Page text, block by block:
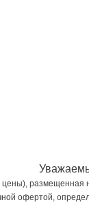
размещенная
офертой,